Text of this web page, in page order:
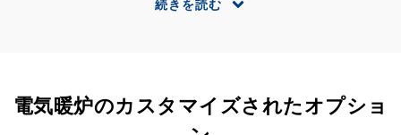
薪バーナーは電気を直接熱に変換します, 最小限のエ
注目すべき機能の 1 つは、調整可能な熱設定を提供
する機能です。. この柔軟性により、必要以上の熱を
続きを読む
電気暖炉のカスタマイズされたオプショ